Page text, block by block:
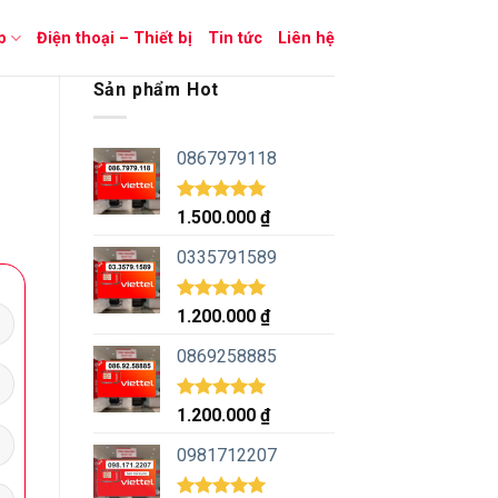
Điện thoại – Thiết bị Tin tức Liên hệ
Sản phẩm Hot
0867979118
Được xếp
5 sao
1.500.000 ₫
0335791589
Được xếp
5 sao
1.200.000 ₫
0869258885
Được xếp
5 sao
1.200.000 ₫
0981712207